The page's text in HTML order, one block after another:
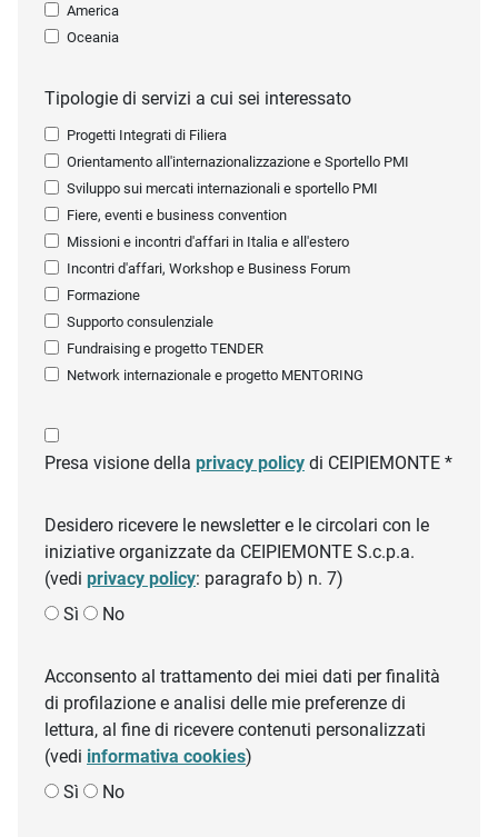
America
Oceania
Tipologie di servizi a cui sei interessato
Progetti Integrati di Filiera
Orientamento all'internazionalizzazione e Sportello PMI
Sviluppo sui mercati internazionali e sportello PMI
Fiere, eventi e business convention
Missioni e incontri d'affari in Italia e all'estero
Incontri d'affari, Workshop e Business Forum
Formazione
Supporto consulenziale
Fundraising e progetto TENDER
Network internazionale e progetto MENTORING
Presa visione della privacy policy di CEIPIEMONTE *
Desidero ricevere le newsletter e le circolari con le
iniziative organizzate da CEIPIEMONTE S.c.p.a.
(vedi privacy policy: paragrafo b) n. 7)
Sì
No
Acconsento al trattamento dei miei dati per finalità
di profilazione e analisi delle mie preferenze di
lettura, al fine di ricevere contenuti personalizzati
(vedi informativa cookies)
Sì
No